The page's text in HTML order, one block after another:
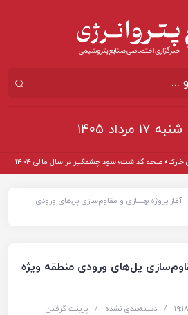
شنبه ۱۷ مرداد ۱۴۰۵
صحه گذاشت؛ سود چشمگیر در سال مالی ۱۴۰۴
آغاز پروژه بهسازی و مقاوم‌سازی پل‌های ورودی
پل‌های ورودی منطقه ویژه
/ دسته‌بندی نشده / پرینت گرفتن